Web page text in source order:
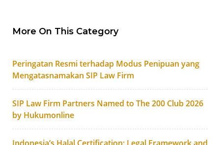
More On This Category
Peringatan Resmi terhadap Modus Penipuan yang
Mengatasnamakan SIP Law Firm
SIP Law Firm Partners Named to The 200 Club 2026
by Hukumonline